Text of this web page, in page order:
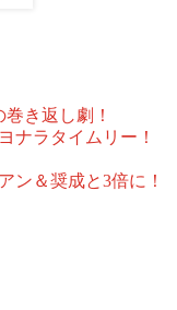
き返し劇！
ナラタイムリー！
ン＆奨成と3倍に！